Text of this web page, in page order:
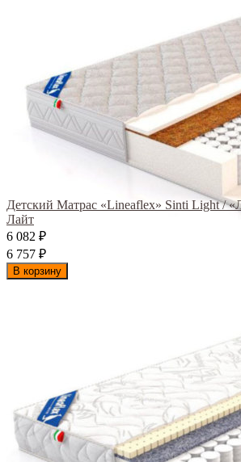
Детский Матрас «Lineaflex» Sinti Light /
Лайт
6 082 ₽
6 757 ₽
В корзину